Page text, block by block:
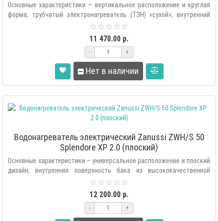
Основные характеристики – вертикальное расположение и круглая
форма; трубчатый электронагреватель (ТЭН) «сухой»; внутренний
11 470.00 р.
- +
Нет в наличии
Водонагреватель электрический Zanussi ZWH/S 50
Splendore XP 2.0 (плоский)
Основные характеристики – универсальное расположение и плоский
дизайн; внутренняя поверхность бака из высококачественной
12 200.00 р.
- +